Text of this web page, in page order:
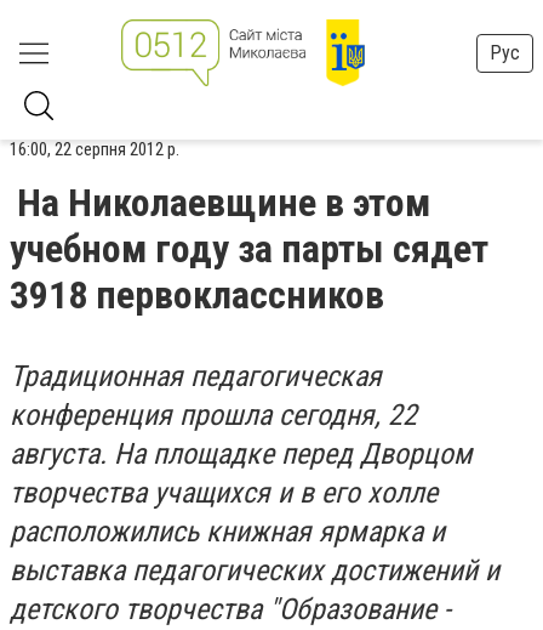
Рус
16:00, 22 серпня 2012 р.
На Николаевщине в этом
учебном году за парты сядет
3918 первоклассников
Традиционная педагогическая
конференция прошла сегодня, 22
августа. На площадке перед Дворцом
творчества учащихся и в его холле
расположились книжная ярмарка и
выставка педагогических достижений и
детского творчества "Образование -